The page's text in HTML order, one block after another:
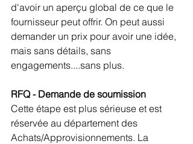
d'avoir un aperçu global de ce que le
fournisseur peut offrir. On peut aussi
demander un prix pour avoir une idée,
mais sans détails, sans
engagements....sans plus.
RFQ - Demande de soumission
Cette étape est plus sérieuse et est
réservée au département des
Achats/Approvisionnements. La